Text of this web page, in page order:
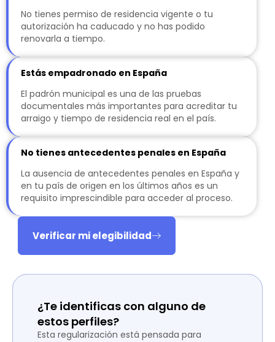
No tienes permiso de residencia vigente o tu
autorización ha caducado y no has podido
renovarla a tiempo.
Estás empadronado en España
El padrón municipal es una de las pruebas
documentales más importantes para acreditar tu
arraigo y tiempo de residencia real en el país.
No tienes antecedentes penales en España
La ausencia de antecedentes penales en España y
en tu país de origen en los últimos años es un
requisito imprescindible para acceder al proceso.
Verificar mi elegibilidad
¿Te identificas con alguno de
estos perfiles?
Esta regularización está pensada para